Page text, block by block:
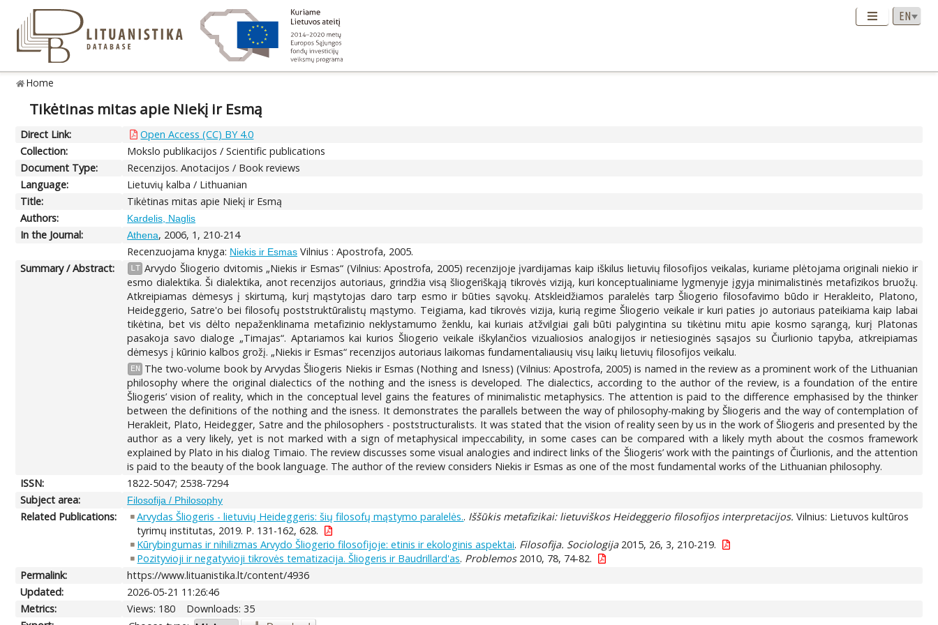
Home
Tikėtinas mitas apie Niekį ir Esmą
Direct Link:
Open Access (CC) BY 4.0
Collection:
Mokslo publikacijos / Scientific publications
Document Type:
Recenzijos. Anotacijos / Book reviews
Language:
Lietuvių kalba / Lithuanian
Title:
Tikėtinas mitas apie Niekį ir Esmą
Authors:
Kardelis, Naglis
In the Journal: Athena, 2006, 1, 210-214
Recenzuojama knyga: Niekis ir Esmas Vilnius : Apostrofa, 2005.
Summary / Abstract:
LT Arvydo Šliogerio dvitomis „Niekis ir Esmas“ (Vilnius: Apostrofa, 2005) recenzijoje įvardijamas kaip iškilus lietuvių filosofijos veikalas, kuriame plėtojama originali niekio ir
esmo dialektika. Ši dialektika, anot recenzijos autoriaus, grindžia visą šliogeriškąją tikrovės viziją, kuri konceptualiniame lygmenyje įgyja minimalistinės metafizikos bruožų.
Atkreipiamas dėmesys į skirtumą, kurį mąstytojas daro tarp esmo ir būties sąvokų. Atskleidžiamos paralelės tarp Šliogerio filosofavimo būdo ir Herakleito, Platono,
Heideggerio, Satre'o bei filosofų poststruktūralistų mąstymo. Teigiama, kad tikrovės vizija, kurią regime Šliogerio veikale ir kuri paties jo autoriaus pateikiama kaip labai
tikėtina, bet vis dėlto nepaženklinama metafizinio neklystamumo ženklu, kai kuriais atžvilgiai gali būti palygintina su tikėtinu mitu apie kosmo sąrangą, kurį Platonas
pasakoja savo dialoge „Timajas“. Aptariamos kai kurios Šliogerio veikale iškylančios vizualiosios analogijos ir netiesioginės sąsajos su Čiurlionio tapyba, atkreipiamas
dėmesys į kūrinio kalbos grožį. „Niekis ir Esmas“ recenzijos autoriaus laikomas fundamentaliausių visų laikų lietuvių filosofijos veikalu.
EN
The two-volume book by Arvydas Šliogeris Niekis ir Esmas (Nothing and Isness) (Vilnius: Apostrofa, 2005) is named in the review as a prominent work of the Lithuanian
philosophy where the original dialectics of the nothing and the isness is developed. The dialectics, according to the author of the review, is a foundation of the entire
Šliogeris’ vision of reality, which in the conceptual level gains the features of minimalistic metaphysics. The attention is paid to the difference emphasised by the thinker
between the definitions of the nothing and the isness. It demonstrates the parallels between the way of philosophy-making by Šliogeris and the way of contemplation of
Herakleit, Plato, Heidegger, Satre and the philosophers - poststructuralists. It was stated that the vision of reality seen by us in the work of Šliogeris and presented by the
author as a very likely, yet is not marked with a sign of metaphysical impeccability, in some cases can be compared with a likely myth about the cosmos framework
explained by Plato in his dialog Timaio. The review discusses some visual analogies and indirect links of the Šliogeris’ work with the paintings of Čiurlionis, and the attention
is paid to the beauty of the book language. The author of the review considers Niekis ir Esmas as one of the most fundamental works of the Lithuanian philosophy.
ISSN:
1822-5047; 2538-7294
Subject area:
Filosofija / Philosophy
Related Publications: Arvydas Šliogeris - lietuvių Heideggeris: šių filosofų mąstymo paralelės.. Iššūkis metafizikai: lietuviškos Heideggerio filosofijos interpretacijos. Vilnius: Lietuvos kultūros
tyrimų institutas, 2019. P. 131-162, 628.
Kūrybingumas ir nihilizmas Arvydo Šliogerio filosofijoje: etinis ir ekologinis aspektai. Filosofija. Sociologija2015, 26, 3, 210-219.
Pozityvioji ir negatyvioji tikrovės tematizacija. Šliogeris ir Baudrillard'as. Problemos2010, 78, 74-82.
Permalink:
https://www.lituanistika.lt/content/4936
Updated:
2026-05-21 11:26:46
Metrics:
Views: 180
Downloads: 35